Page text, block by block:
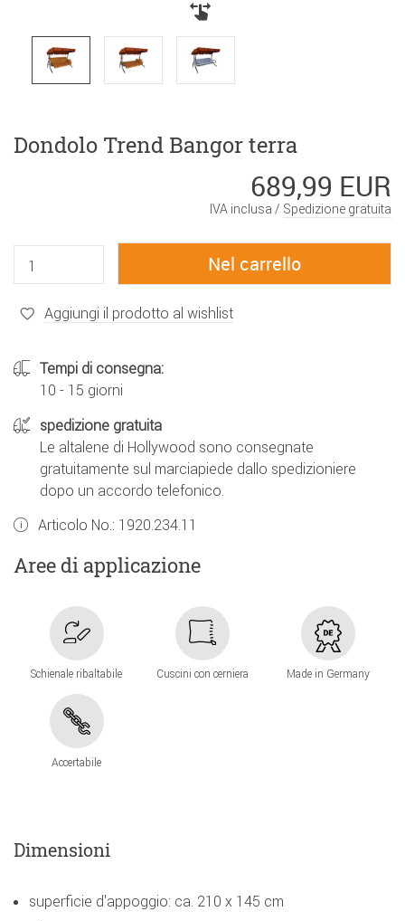
Dondolo Trend Bangor terra
689,99 EUR
IVA inclusa / Spedizione gratuita
Aggiungi il prodotto al wishlist
Tempi di consegna:
10 - 15 giorni
spedizione gratuita
Le altalene di Hollywood sono consegnate
gratuitamente sul marciapiede dallo spedizioniere
dopo un accordo telefonico.
Articolo No.: 1920.234.11
Aree di applicazione
Schienale ribaltabile Cuscini con cerniera Made in Germany
Accertabile
Dimensioni
superficie d'appoggio: ca. 210 x 145 cm